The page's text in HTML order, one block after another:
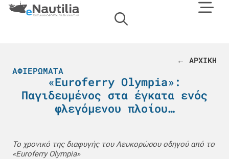
← ΑΡΧΙΚΗ
ΑΦΙΕΡΏΜΑΤΑ
«Euroferry Olympia»:
Παγιδευμένος στα έγκατα ενός
φλεγόμενου πλοίου…
Το χρονικό της διαφυγής του Λευκορώσου οδηγού από το
«Euroferry Olympia»